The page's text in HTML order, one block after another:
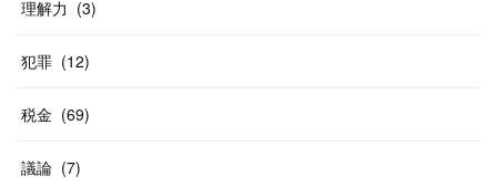
理解力 (3)
犯罪 (12)
税金 (69)
議論 (7)